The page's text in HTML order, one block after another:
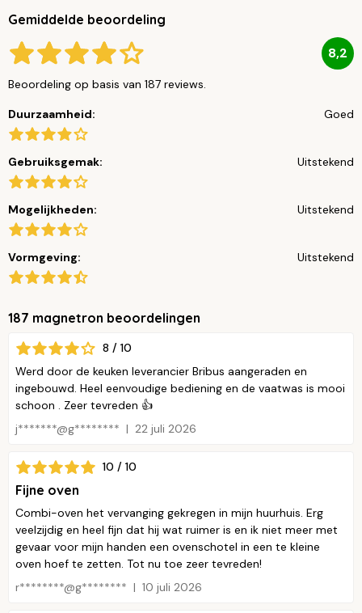
Gemiddelde beoordeling
8,2
Beoordeling op basis van 187 reviews.
Duurzaamheid: Goed
Gebruiksgemak: Uitstekend
Mogelijkheden: Uitstekend
Vormgeving: Uitstekend
187 magnetron beoordelingen
8 / 10
Werd door de keuken leverancier Bribus aangeraden en
ingebouwd. Heel eenvoudige bediening en de vaatwas is mooi
schoon . Zeer tevreden 👍
j*******@g********
22 juli 2026
10 / 10
Fijne oven
Combi-oven het vervanging gekregen in mijn huurhuis. Erg
veelzijdig en heel fijn dat hij wat ruimer is en ik niet meer met
gevaar voor mijn handen een ovenschotel in een te kleine
oven hoef te zetten. Tot nu toe zeer tevreden!
r********@g********
10 juli 2026